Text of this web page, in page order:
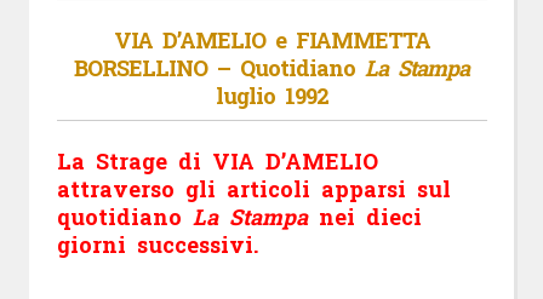
VIA D’AMELIO e FIAMMETTA
BORSELLINO – Quotidiano La Stampa
luglio 1992
La Strage di VIA D’AMELIO
attraverso gli articoli apparsi sul
quotidiano La Stampa nei dieci
giorni successivi.